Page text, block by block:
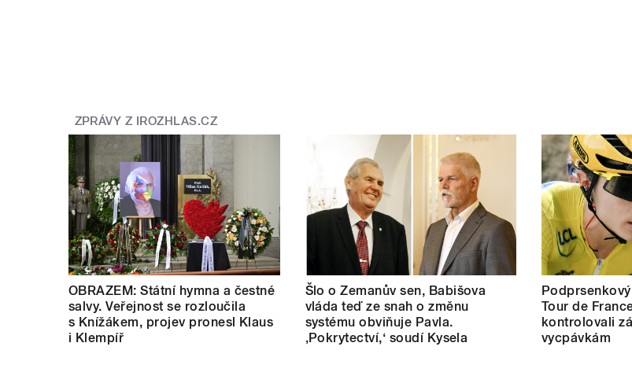
ZPRÁVY Z IROZHLAS.CZ
OBRAZEM: Státní hymna a čestné
salvy. Veřejnost se rozloučila
s Knížákem, projev pronesl Klaus
i Klempíř
Šlo o Zemanův sen, Babišova
vláda teď ze snah o změnu
systému obviňuje Pavla.
‚Pokrytectví,‘ soudí Kysela
Tour de
kontrolovali
vycpávkám